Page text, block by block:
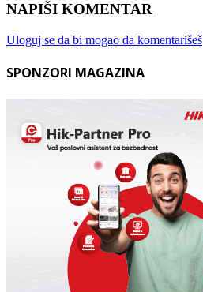
NAPIŠI KOMENTAR
Uloguj se da bi mogao da komentarišeš
SPONZORI MAGAZINA